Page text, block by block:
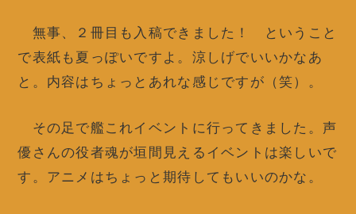
無事、２冊目も入稿できました！ ということ
で表紙も夏っぽいですよ。涼しげでいいかなあ
と。内容はちょっとあれな感じですが（笑）。
その足で艦これイベントに行ってきました。声
優さんの役者魂が垣間見えるイベントは楽しいで
す。アニメはちょっと期待してもいいのかな。